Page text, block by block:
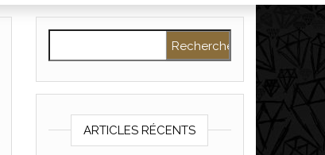
ARTICLES RÉCENTS